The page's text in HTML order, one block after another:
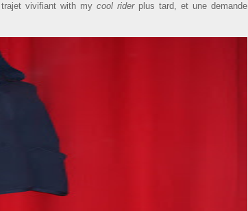
trajet vivifiant with mycool riderplus tard, et une demande